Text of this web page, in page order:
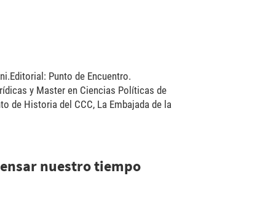
Punto de Encuentro.
y Master en Ciencias Políticas de
de Historia del CCC, La Embajada de la
nuestro tiempo